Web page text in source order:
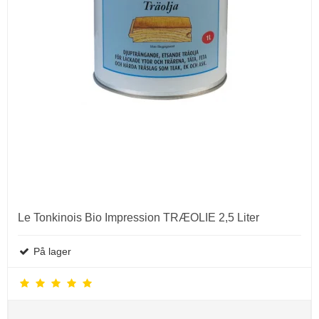
Le Tonkinois Bio Impression TRÆOLIE 2,5 Liter
På lager